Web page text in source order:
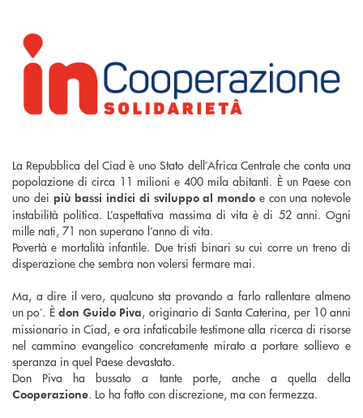
La Repubblica del Ciad è uno Stato dell’Africa Centrale che conta una
popolazione di circa 11 milioni e 400 mila abitanti. È un Paese con
uno dei più bassi indici di sviluppo al mondo e con una notevole
instabilità politica. L’aspettativa massima di vita è di 52 anni. Ogni
mille nati, 71 non superano l’anno di vita.
Povertà e mortalità infantile. Due tristi binari su cui corre un treno di
disperazione che sembra non volersi fermare mai.
Ma, a dire il vero, qualcuno sta provando a farlo rallentare almeno
un po’. È don Guido Piva, originario di Santa Caterina, per 10 anni
missionario in Ciad, e ora infaticabile testimone alla ricerca di risorse
nel cammino evangelico concretamente mirato a portare sollievo e
speranza in quel Paese devastato.
Don Piva ha bussato a tante porte, anche a quella della
Cooperazione. Lo ha fatto con discrezione, ma con fermezza.